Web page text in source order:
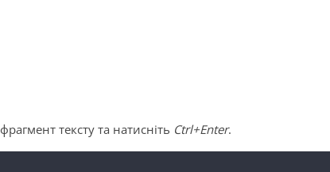
тексту та натисніть Ctrl+Enter.